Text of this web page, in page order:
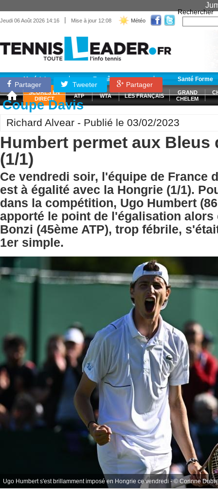
Jeudi 06 Août 2026 14:16 | Mise à jour 12:08 Météo
Rechercher
Matériel Entraînement Santé Forme
SCORES EN
DIRECT
ATP WTA LES FRANÇAIS
GRAND
CHELEM
Partager Tweeter Partager
Coupe Davis
Richard Alvear - Publié le 03/02/2023
Humbert permet aux Bleus
(1/1)
Ce vendredi soir, l'équipe de France
est à égalité avec la Hongrie (1/1).
dans la compétition, Ugo Humbert
apporté le point de l'égalisation alors
Bonzi (45ème ATP), trop fébrile,
1er simple.
Ugo Humbert s'est brillamment imposé en Hongrie ce vendredi - © Corinne